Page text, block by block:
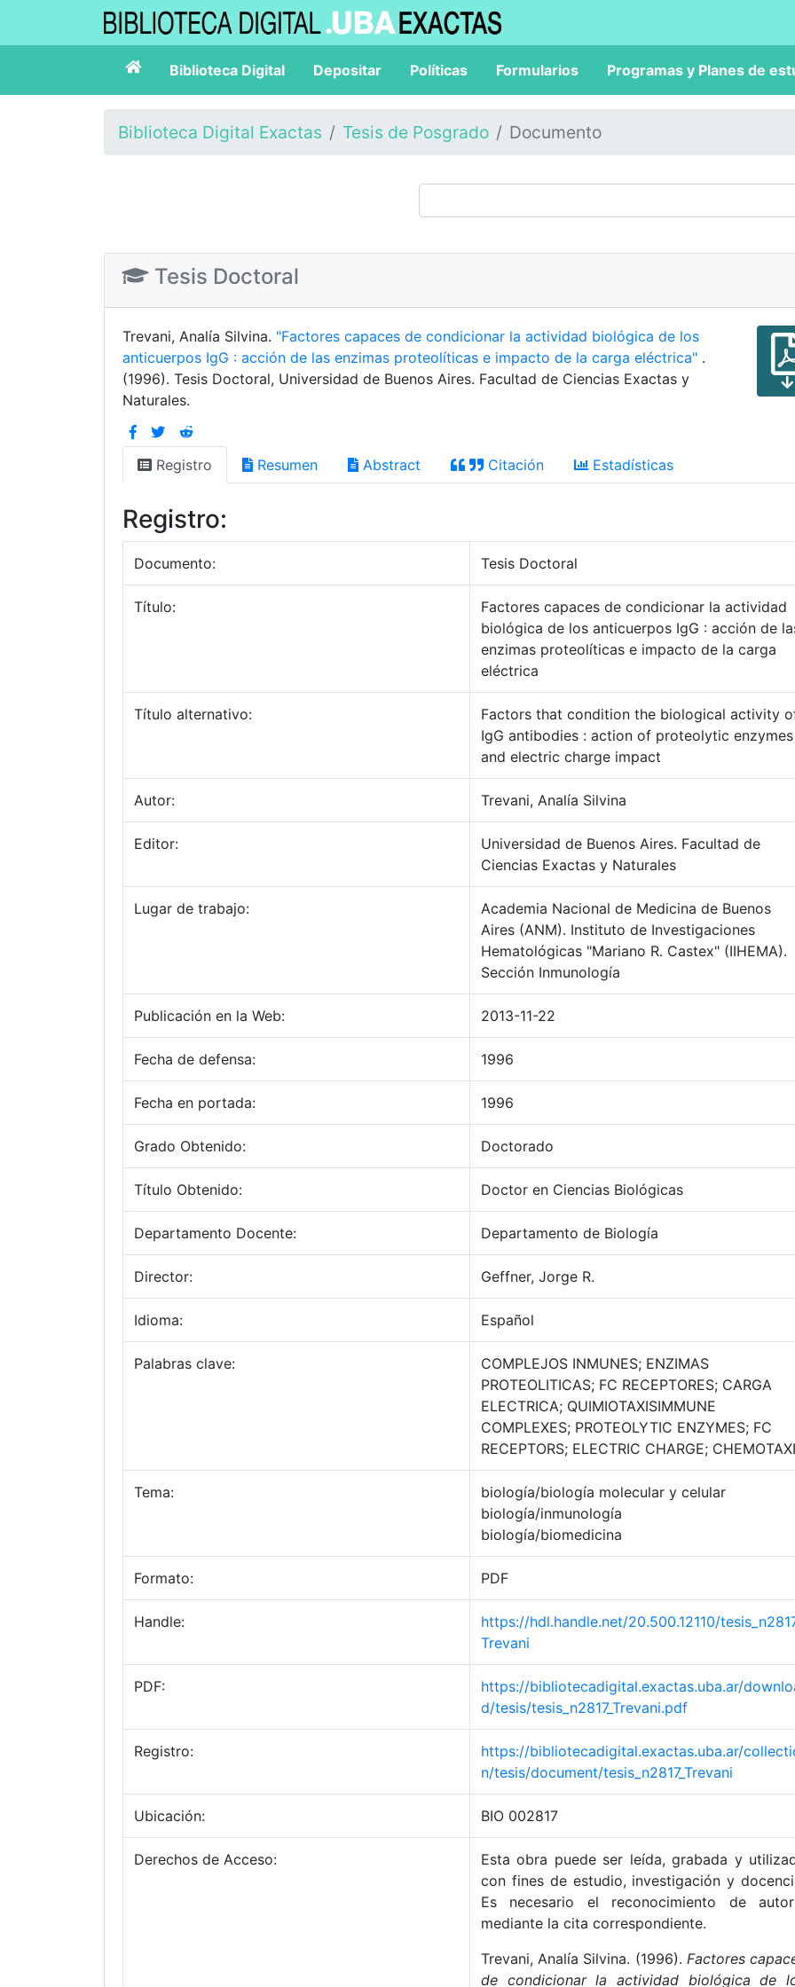
Biblioteca Digital Depositar Políticas Formularios Programas y Planes de
Biblioteca Digital Exactas Tesis de Posgrado Documento
Tesis Doctoral
Trevani, Analía Silvina. "Factores capaces de condicionar la actividad biológica de los
anticuerpos IgG : acción de las enzimas proteolíticas e impacto de la carga eléctrica" .
(1996). Tesis Doctoral, Universidad de Buenos Aires. Facultad de Ciencias Exactas y
Naturales.
Registro Resumen Abstract Citación Estadísticas
Registro:
Documento: Tesis Doctoral
Título:
Factores capaces de condicionar la actividad
biológica de los anticuerpos IgG : acción de
enzimas proteolíticas e impacto de la carga
eléctrica
Título alternativo:
Factors that condition the biological activity
IgG antibodies : action of proteolytic enzymes
and electric charge impact
Autor: Trevani, Analía Silvina
Editor:
Universidad de Buenos Aires. Facultad de
Ciencias Exactas y Naturales
Lugar de trabajo:
Academia Nacional de Medicina de Buenos
Aires (ANM). Instituto de Investigaciones
Hematológicas "Mariano R. Castex" (IIHEMA).
Sección Inmunología
Publicación en la Web: 2013-11-22
Fecha de defensa: 1996
Fecha en portada: 1996
Grado Obtenido: Doctorado
Título Obtenido: Doctor en Ciencias Biológicas
Departamento Docente: Departamento de Biología
Director: Geffner, Jorge R.
Idioma: Español
Palabras clave:
COMPLEJOS INMUNES; ENZIMAS
PROTEOLITICAS; FC RECEPTORES; CARGA
ELECTRICA; QUIMIOTAXISIMMUNE
COMPLEXES; PROTEOLYTIC ENZYMES; FC
RECEPTORS; ELECTRIC CHARGE;
Tema:
biología/biología molecular y celular
biología/inmunología
biología/biomedicina
Formato: PDF
Handle:
https://hdl.handle.net/20.500.12110/
Trevani
PDF:
https://bibliotecadigital.exactas.uba.ar/
d/tesis/tesis_n2817_Trevani.pdf
Registro:
https://bibliotecadigital.exactas.uba.ar/
n/tesis/document/tesis_n2817_Trevani
Ubicación: BIO 002817
Derechos de Acceso:
Esta obra puede ser leída, grabada y
con fines de estudio, investigación y
Es necesario el reconocimiento de
mediante la cita correspondiente.
Trevani, Analía Silvina. (1996). Factores
de condicionar la actividad biológica de